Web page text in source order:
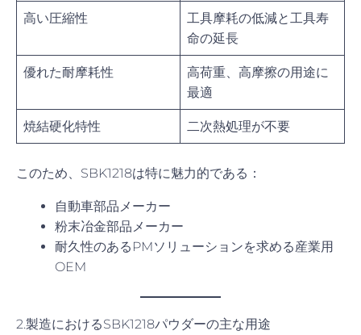
高い圧縮性
工具摩耗の低減と工具寿
命の延長
優れた耐摩耗性
高荷重、高摩擦の用途に
最適
焼結硬化特性 二次熱処理が不要
このため、SBK1218は特に魅力的である：
自動車部品メーカー
粉末冶金部品メーカー
耐久性のあるPMソリューションを求める産業用
OEM
2.製造におけるSBK1218パウダーの主な用途